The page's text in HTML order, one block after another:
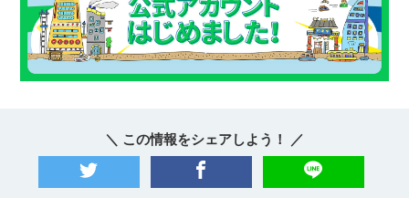
＼ この情報をシェアしよう！ ／